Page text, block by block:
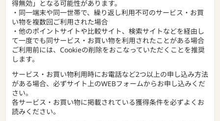
得無効」となる可能性があります。
・同一端末や同一世帯で、繰り返し利用不可のサービス・お買
い物を複数回ご利用された場合
・他のポイントサイトや比較サイト、検索サイトなどを経由し
て一度でも同サービス・お買い物を利用されたことがある場合
ご利用前には、Cookieの削除をおこなっていただくことを推奨
します。
サービス・お買い物利用時にお電話など2つ以上の申し込み方法
がある場合、必ずサイト上のWEBフォームからお申し込みくだ
さい。
各サービス・お買い物に掲載されている獲得条件を必ずよくお
読みください。